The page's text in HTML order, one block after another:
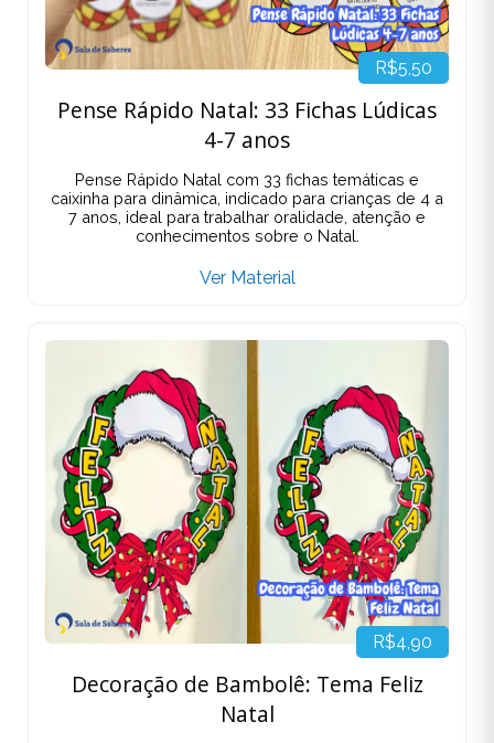
R$5,50
Pense Rápido Natal: 33 Fichas Lúdicas
4-7 anos
Pense Rápido Natal com 33 fichas temáticas e
caixinha para dinâmica, indicado para crianças de 4 a
7 anos, ideal para trabalhar oralidade, atenção e
conhecimentos sobre o Natal.
Ver Material
R$4,90
Decoração de Bambolê: Tema Feliz
Natal